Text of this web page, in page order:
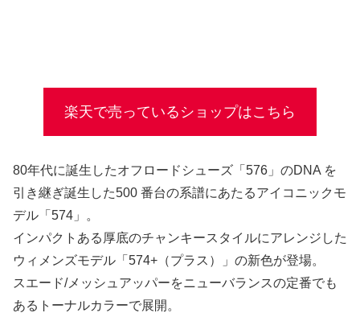
楽天で売っているショップはこちら
80年代に誕生したオフロードシューズ「576」のDNA を
引き継ぎ誕生した500 番台の系譜にあたるアイコニックモ
デル「574」。
インパクトある厚底のチャンキースタイルにアレンジした
ウィメンズモデル「574+（プラス）」の新色が登場。
スエード/メッシュアッパーをニューバランスの定番でも
あるトーナルカラーで展開。